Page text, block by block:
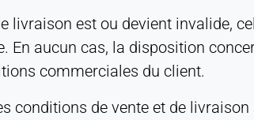
livraison est ou devient invalide,
aucun cas, la disposition
commerciales du client.
conditions de vente et de